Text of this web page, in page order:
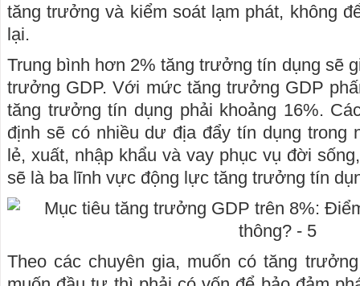
tăng trưởng và kiểm soát lạm phát, không
lại.
Trung bình hơn 2% tăng trưởng tín dụng sẽ
trưởng GDP. Với mức tăng trưởng GDP
tăng trưởng tín dụng phải khoảng 16%.
định sẽ có nhiều dư địa đẩy tín dụng trong
lẻ, xuất, nhập khẩu và vay phục vụ đời
sẽ là ba lĩnh vực động lực tăng trưởng tín
Theo các chuyên gia, muốn có tăng